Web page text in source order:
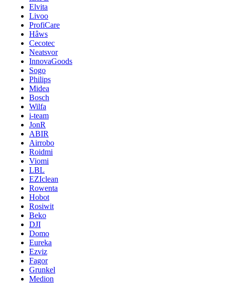
Elvita
Livoo
ProfiCare
Hâws
Cecotec
Neatsvor
InnovaGoods
Sogo
Philips
Midea
Bosch
Wilfa
i-team
JonR
ABIR
Airrobo
Roidmi
Viomi
LBL
EZIclean
Rowenta
Hobot
Rosiwit
Beko
DJI
Domo
Eureka
Ezviz
Fagor
Grunkel
Medion